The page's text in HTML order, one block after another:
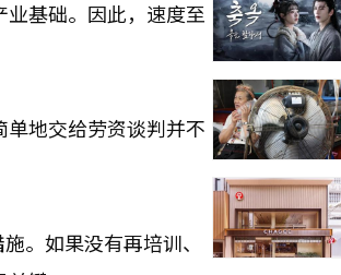
基础。因此，速度至
地交给劳资谈判并不
。如果没有再培训、